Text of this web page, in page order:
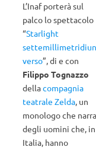
L’Inaf porterà sul
palco lo spettacolo
“Starlight
verso”, di e con
Filippo Tognazzo
dellacompagnia
teatrale Zelda, un
monologo che narra
degli uomini che, in
Italia, hanno